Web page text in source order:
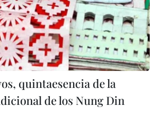
quintaesencia de la
de los Nung Din